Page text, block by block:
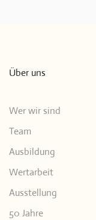
Über uns
Wer wir sind
Team
Ausbildung
Wertarbeit
Ausstellung
50 Jahre